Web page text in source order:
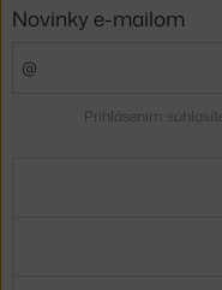
Novinky e-mailom
Prihlásením